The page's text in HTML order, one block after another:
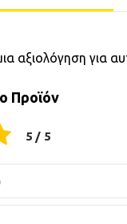
αξιολόγηση για
Προϊόν